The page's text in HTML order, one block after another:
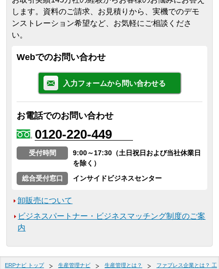
します。 資料のご請求、お見積りから、実機でのデモ
ンストレーション希望など、お気軽にご相談くださ
い。
Webでのお問い合わせ
入力フォームから問い合わせる
お電話でのお問い合わせ
0120-220-449
受付時間
9:00～17:30（土日祝日および当社休業日
を除く）
総合受付窓口
インサイドビジネスセンター
卸販売について
ビジネスパートナー・ビジネスマッチング制度のご案
内
ERPナビ トップ 生産管理ナビ 生産管理とは？
ファブレス企業とは？ 工